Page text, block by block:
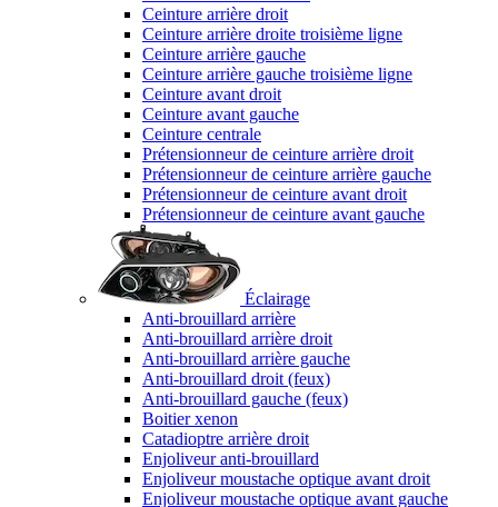
Ceinture arrière droit
Ceinture arrière droite troisième ligne
Ceinture arrière gauche
Ceinture arrière gauche troisième ligne
Ceinture avant droit
Ceinture avant gauche
Ceinture centrale
Prétensionneur de ceinture arrière droit
Prétensionneur de ceinture arrière gauche
Prétensionneur de ceinture avant droit
Prétensionneur de ceinture avant gauche
Éclairage
Anti-brouillard arrière
Anti-brouillard arrière droit
Anti-brouillard arrière gauche
Anti-brouillard droit (feux)
Anti-brouillard gauche (feux)
Boitier xenon
Catadioptre arrière droit
Enjoliveur anti-brouillard
Enjoliveur moustache optique avant droit
Enjoliveur moustache optique avant gauche